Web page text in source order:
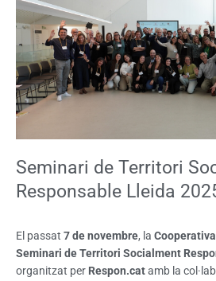
Seminari de Territori
Responsable Lleida
El passat 7 de novembre, la Cooperativa
Seminari de Territori Socialment
organitzat per Respon.catamb la